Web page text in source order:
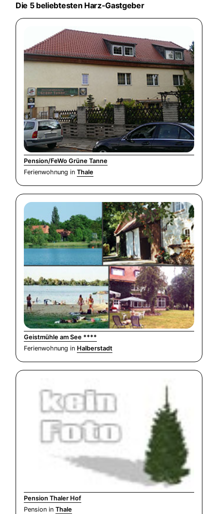
Die 5 beliebtesten Harz-Gastgeber
Pension/FeWo Grüne Tanne
Ferienwohnung in Thale
Geistmühle am See ****
Ferienwohnung in Halberstadt
Pension Thaler Hof
Pension in Thale